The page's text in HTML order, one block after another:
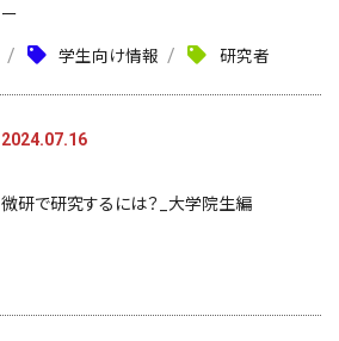
ー
学生向け情報 研究者
2024.07.16
微研で研究するには？_大学院生編